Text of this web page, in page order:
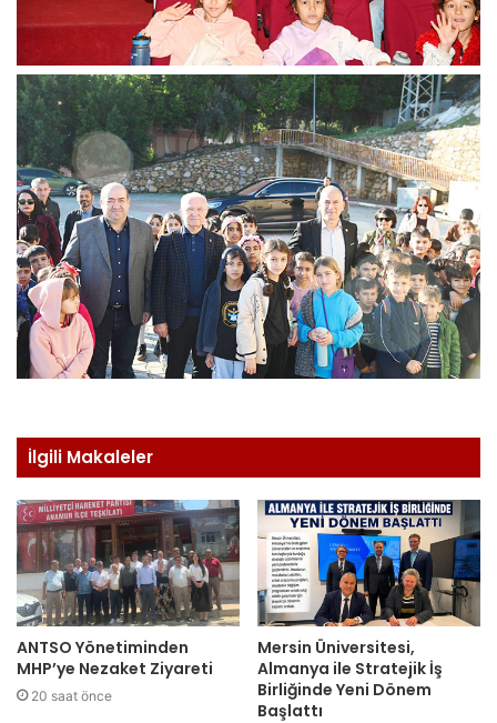
İlgili Makaleler
ANTSO Yönetiminden
MHP’ye Nezaket Ziyareti
20 saat önce
Mersin Üniversitesi,
Almanya ile Stratejik İş
Birliğinde Yeni Dönem
Başlattı